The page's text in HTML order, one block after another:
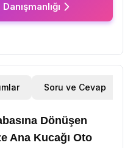
Soru ve Cevap
Dönüşen
Ana Kucağı Oto